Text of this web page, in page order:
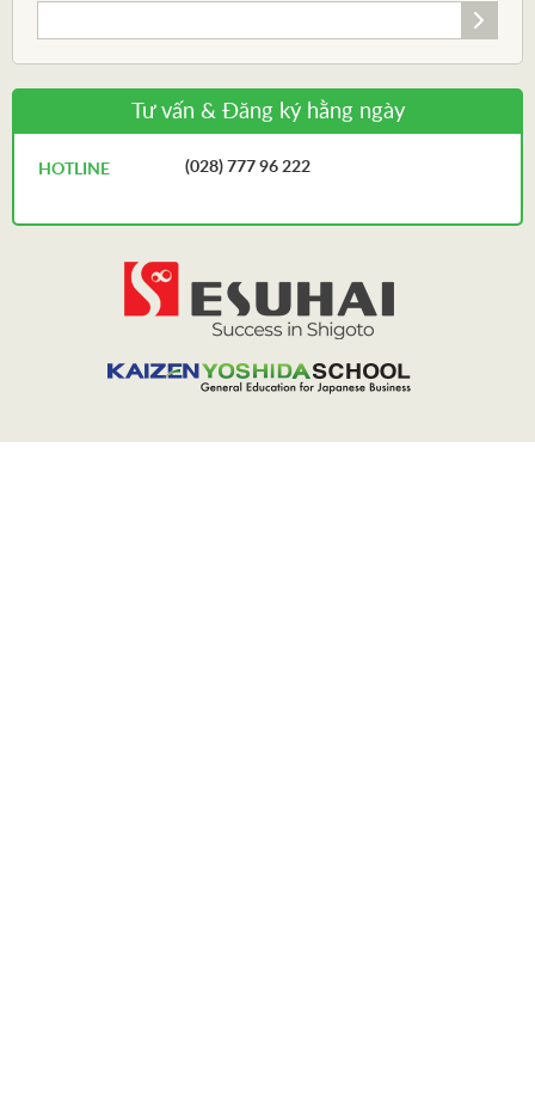
Tư vấn & Đăng ký hằng ngày
HOTLINE (028) 777 96 222